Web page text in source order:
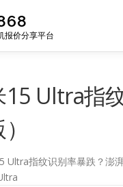
报价分享平台
15 Ultra指